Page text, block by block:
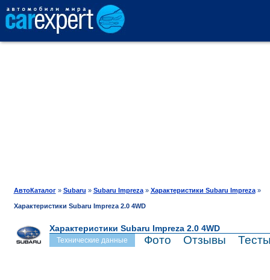
ТЕСТ-ДРАЙВ
ПРОДАЖА
АвтоКаталог» Subaru » Subaru Impreza» Характеристики Subaru Impreza»
Характеристики Subaru Impreza 2.0 4WD
Характеристики Subaru Impreza 2.0 4WD
Технические данные Фото Отзывы